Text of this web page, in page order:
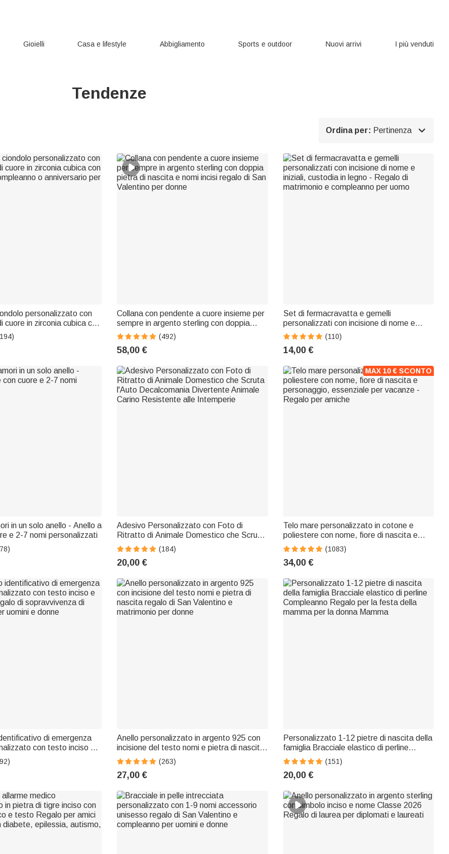
Gioielli Casa e lifestyle Abbigliamento Sports e outdoor Nuovi arrivi I più venduti
Tendenze
Ordina per: Pertinenza 
personalizzato con
cuore in zirconia cubica con
o anniversario per
Collana con pendente a cuore insieme per
sempre in argento sterling con doppia
pietra di nascita e nomi incisi regalo di San
Valentino per donne
(492)
58,00 €
Set di fermacravatta e gemelli
personalizzati con incisione di nome e
iniziali, custodia in legno - Regalo di
matrimonio e compleanno per uomo
(110)
14,00 €
in un solo anello - Anello a
e 2-7 nomi personalizzati
Adesivo Personalizzato con Foto di
Ritratto di Animale Domestico che Scruta
l'Auto Decalcomania Divertente Animale
Carino Resistente alle Intemperie
(184)
20,00 €
MAX 10 € SCONTO
Telo mare personalizzato in cotone e
poliestere con nome, fiore di nascita e
personaggio, essenziale per vacanze -
Regalo per amiche
(1083)
34,00 €
di emergenza
con testo inciso e
di sopravvivenza di
uomini e donne
Anello personalizzato in argento 925 con
incisione del testo nomi e pietra di nascita
regalo di San Valentino e matrimonio per
donne
(263)
27,00 €
Personalizzato 1-12 pietre di nascita della
famiglia Bracciale elastico di perline
Compleanno Regalo per la festa della
mamma per la donna Mamma
(151)
20,00 €